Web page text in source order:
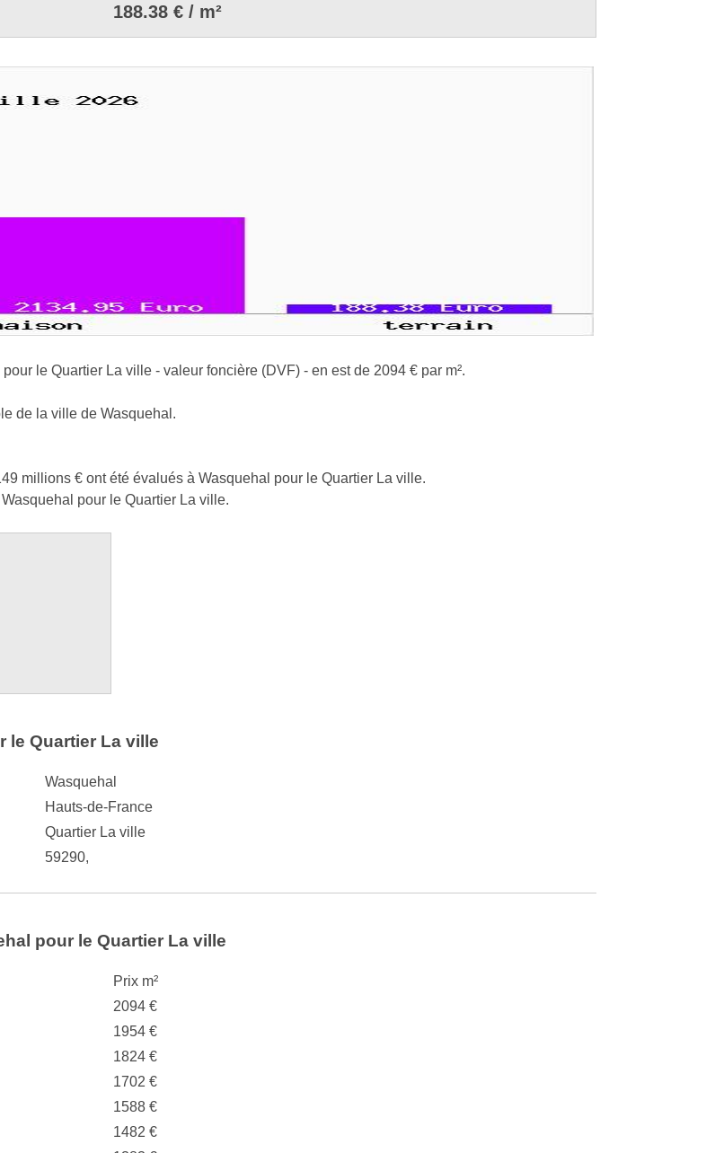
188.38 € / m²
le Quartier La ville - valeur foncière (DVF) - en est de 2094 € par m².
de la ville de Wasquehal.
millions € ont été évalués à Wasquehal pour le Quartier La ville.
pour le Quartier La ville.
le Quartier La ville
Wasquehal
Hauts-de-France
Quartier La ville
59290,
pour le Quartier La ville
Prix m²
2094 €
1954 €
1824 €
1702 €
1588 €
1482 €